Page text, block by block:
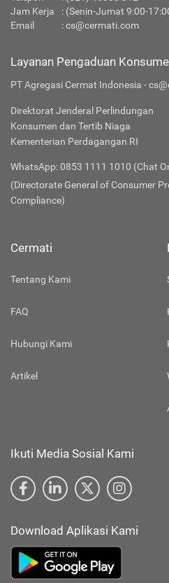
Jam Kerja
: (Senin-Jumat 9:00-
Email
:cs@cermati.com
Layanan Pengaduan
PT Agregasi Cermat Indonesia -
Direktorat Jenderal Perlindungan
Konsumen dan Tertib Niaga
Kementerian Perdagangan RI
WhatsApp: 0853 1111 1010 (Chat
(Directorate General of Consumer
Compliance)
Cermati
Tentang Kami
FAQ
Hubungi Kami
Artikel
Ikuti Media Sosial Kami
Download Aplikasi Kami